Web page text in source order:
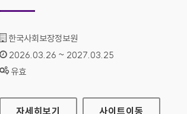
기관명 :
한국사회보장정보원
인증기간 :
2026.03.26 ~ 2027.03.25
상태 :
유효
시각장애인업무지원시스템
자세히보기 사이트이동